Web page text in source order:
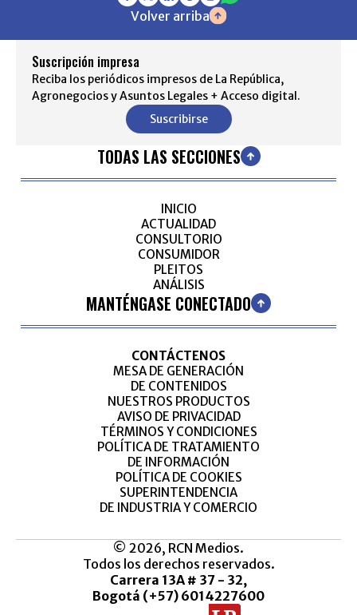
Volver arriba
Suscripción impresa
Reciba los periódicos impresos de La República,
Agronegocios y Asuntos Legales + Acceso digital.
Suscribirse
TODAS LAS SECCIONES
INICIO
ACTUALIDAD
CONSULTORIO
CONSUMIDOR
PLEITOS
ANÁLISIS
MANTÉNGASE CONECTADO
CONTÁCTENOS
MESA DE GENERACIÓN
DE CONTENIDOS
NUESTROS PRODUCTOS
AVISO DE PRIVACIDAD
TÉRMINOS Y CONDICIONES
POLÍTICA DE TRATAMIENTO
DE INFORMACIÓN
POLÍTICA DE COOKIES
SUPERINTENDENCIA
DE INDUSTRIA Y COMERCIO
© 2026, RCN Medios.
Todos los derechos reservados.
Carrera 13A # 37 - 32,
Bogotá (+57) 6014227600